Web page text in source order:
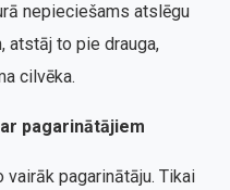
nepieciešams atslēgu
atstāj to pie drauga,
cilvēka.
pagarinātājiem
pagarinātāju. Tikai